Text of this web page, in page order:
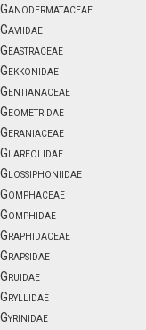
Ganodermataceae
Gaviidae
Geastraceae
Gekkonidae
Gentianaceae
Geometridae
Geraniaceae
Glareolidae
Glossiphoniidae
Gomphaceae
Gomphidae
Graphidaceae
Grapsidae
Gruidae
Gryllidae
Gyrinidae